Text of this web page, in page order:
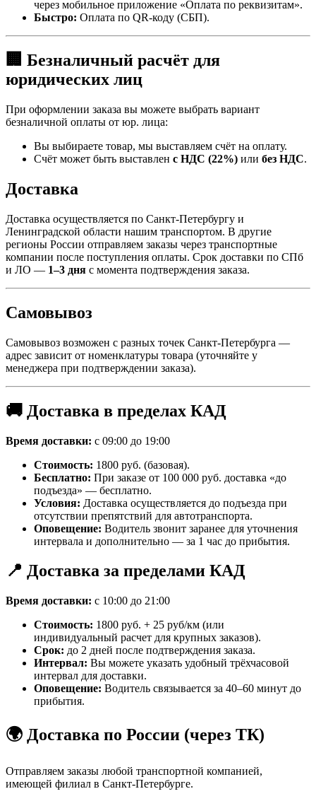
через мобильное приложение «Оплата по реквизитам».
Быстро: Оплата по QR-коду (СБП).
🏢 Безналичный расчёт для
юридических лиц
При оформлении заказа вы можете выбрать вариант
безналичной оплаты от юр. лица:
Вы выбираете товар, мы выставляем счёт на оплату.
Счёт может быть выставлен с НДС (22%) или без НДС.
Доставка
Доставка осуществляется по Санкт-Петербургу и
Ленинградской области нашим транспортом. В другие
регионы России отправляем заказы через транспортные
компании после поступления оплаты. Срок доставки по СПб
и ЛО — 1–3 дня с момента подтверждения заказа.
Самовывоз
Самовывоз возможен с разных точек Санкт-Петербурга —
адрес зависит от номенклатуры товара (уточняйте у
менеджера при подтверждении заказа).
🚚 Доставка в пределах КАД
Время доставки: с 09:00 до 19:00
Стоимость: 1800 руб. (базовая).
Бесплатно: При заказе от 100 000 руб. доставка «до
подъезда» — бесплатно.
Условия: Доставка осуществляется до подъезда при
отсутствии препятствий для автотранспорта.
Оповещение: Водитель звонит заранее для уточнения
интервала и дополнительно — за 1 час до прибытия.
📍 Доставка за пределами КАД
Время доставки: с 10:00 до 21:00
Стоимость: 1800 руб. + 25 руб/км (или
индивидуальный расчет для крупных заказов).
Срок: до 2 дней после подтверждения заказа.
Интервал: Вы можете указать удобный трёхчасовой
интервал для доставки.
Оповещение: Водитель связывается за 40–60 минут до
прибытия.
🌍 Доставка по России (через ТК)
Отправляем заказы любой транспортной компанией,
имеющей филиал в Санкт-Петербурге.